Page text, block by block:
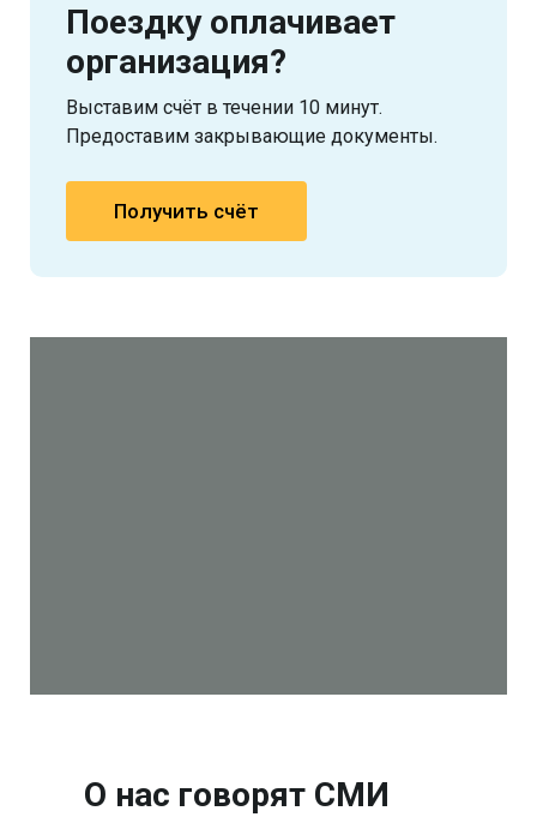
Поездку оплачивает
организация?
Выставим счёт в течении 10 минут.
Предоставим закрывающие документы.
Получить счёт
О нас говорят СМИ